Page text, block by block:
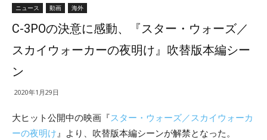
ニュース 動画 海外
C-3POの決意に感動、『スター・ウォーズ／
スカイウォーカーの夜明け』吹替版本編シー
ン
2020年1月29日
大ヒット公開中の映画『スター・ウォーズ／スカイウォーカ
ーの夜明け 』より、吹替版本編シーンが解禁となった。